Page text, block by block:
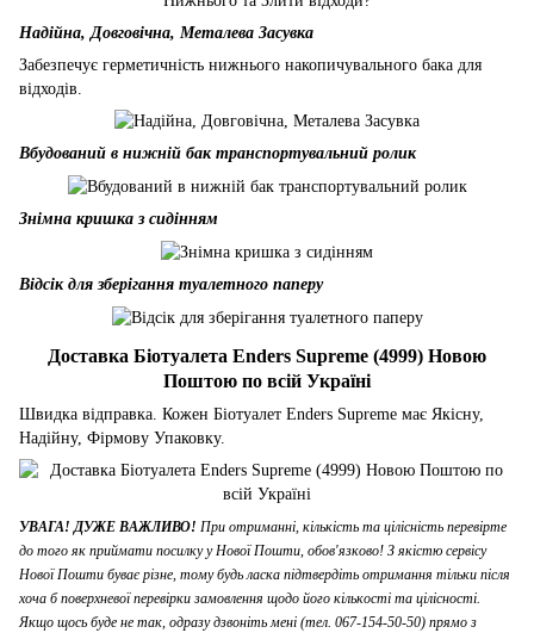
Надійна, Довговічна, Металева Засувка
Забезпечує герметичність нижнього накопичувального бака для
відходів.
Вбудований в нижній бак транспортувальний ролик
Знімна кришка з сидінням
Відсік для зберігання туалетного паперу
Доставка Біотуалета Enders Supreme (4999) Новою
Поштою по всій Україні
Швидка відправка. Кожен Біотуалет Enders Supreme має Якісну,
Надійну, Фірмову Упаковку.
УВАГА! ДУЖЕ ВАЖЛИВО! При отриманні, кількість та цілісність перевірте
до того як приймати посилку у Нової Пошти, обов'язково! З якістю сервісу
Нової Пошти буває різне, тому будь ласка підтвердіть отримання тільки після
хоча б поверхневої перевірки замовлення щодо його кількості та цілісності.
Якщо щось буде не так, одразу дзвоніть мені (тел. 067-154-50-50) прямо з